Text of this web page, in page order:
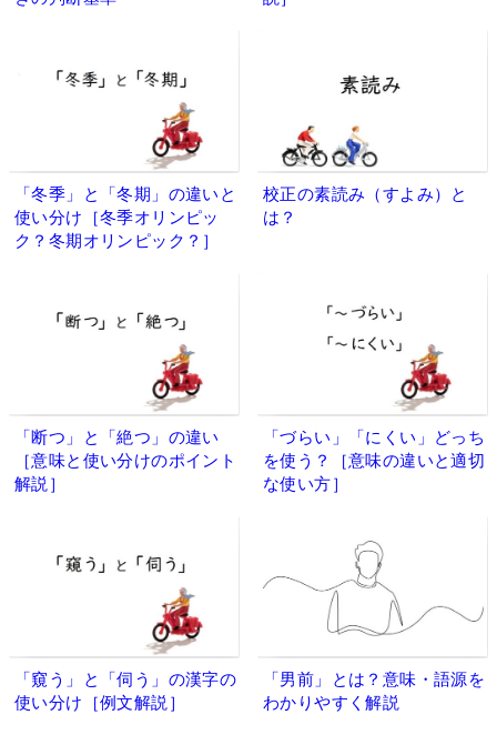
「冬季」と「冬期」の違いと
使い分け［冬季オリンピッ
ク？冬期オリンピック？］
校正の素読み（すよみ）と
は？
「断つ」と「絶つ」の違い
［意味と使い分けのポイント
解説］
「づらい」「にくい」どっち
を使う？［意味の違いと適切
な使い方］
「窺う」と「伺う」の漢字の
使い分け［例文解説］
「男前」とは？意味・語源を
わかりやすく解説